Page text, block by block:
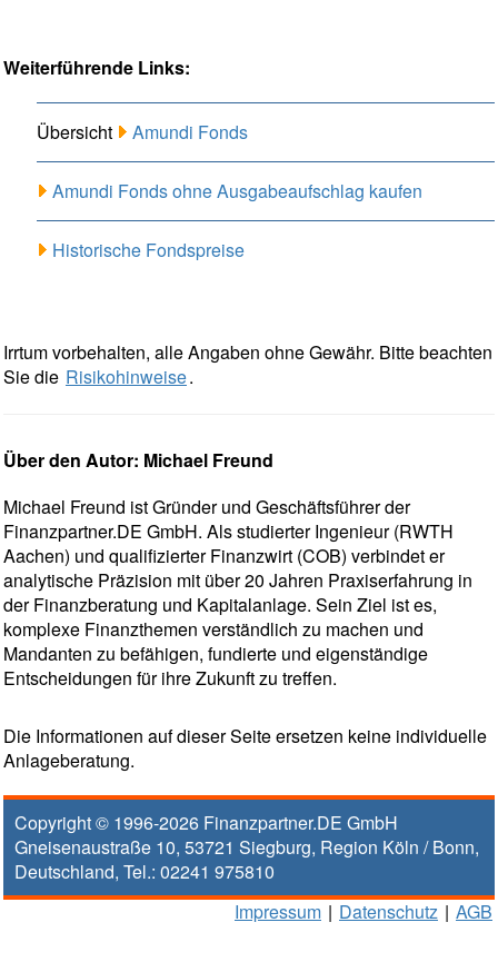
Weiterführende Links:
Übersicht Amundi Fonds
Amundi Fonds ohne Ausgabeaufschlag kaufen
Historische Fondspreise
Irrtum vorbehalten, alle Angaben ohne Gewähr. Bitte beachten
Sie die Risikohinweise.
Über den Autor: Michael Freund
Michael Freund ist Gründer und Geschäftsführer der
Finanzpartner.DE GmbH. Als studierter Ingenieur (RWTH
Aachen) und qualifizierter Finanzwirt (COB) verbindet er
analytische Präzision mit über 20 Jahren Praxiserfahrung in
der Finanzberatung und Kapitalanlage. Sein Ziel ist es,
komplexe Finanzthemen verständlich zu machen und
Mandanten zu befähigen, fundierte und eigenständige
Entscheidungen für ihre Zukunft zu treffen.
Die Informationen auf dieser Seite ersetzen keine individuelle
Anlageberatung.
Copyright © 1996-2026 Finanzpartner.DE GmbH
Gneisenaustraße 10, 53721 Siegburg, Region Köln / Bonn,
Deutschland, Tel.: 02241 975810
Impressum | Datenschutz | AGB